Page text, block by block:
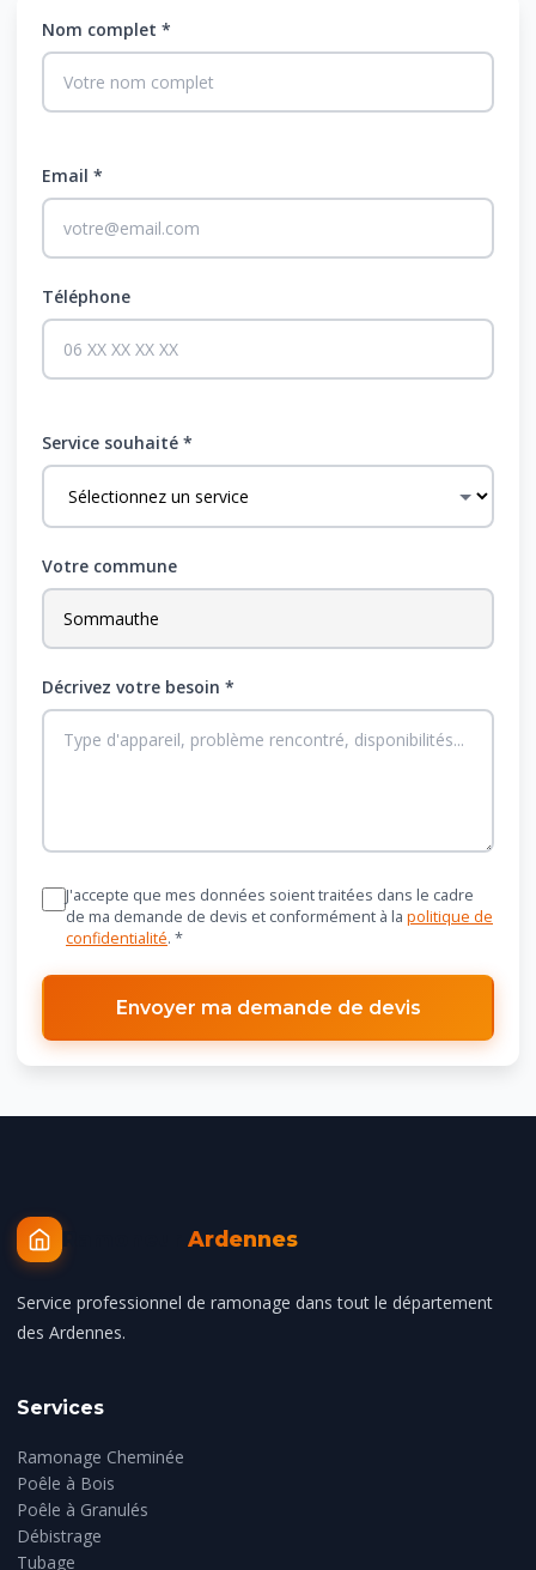
Nom complet *
Email *
Téléphone
Service souhaité *
Votre commune
Décrivez votre besoin *
J'accepte que mes données soient traitées dans le cadre
de ma demande de devis et conformément à la politique de
confidentialité. *
Envoyer ma demande de devis
Ardennes
Service professionnel de ramonage dans tout le département
des Ardennes.
Services
Ramonage Cheminée
Poêle à Bois
Poêle à Granulés
Débistrage
Tubage